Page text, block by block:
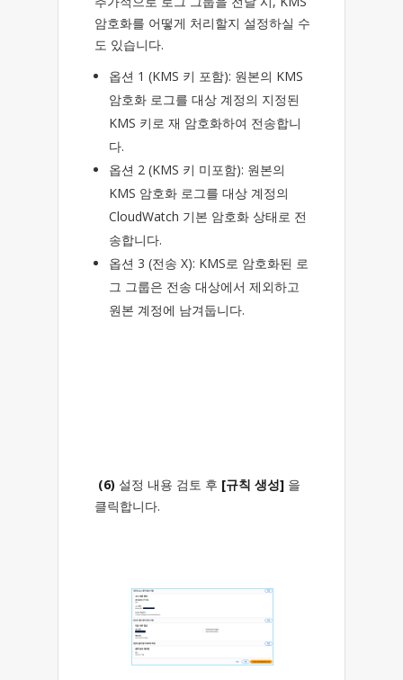
암호화를 어떻게 처리할지 설정하실 수
도 있습니다.
옵션 1 (KMS 키 포함): 원본의 KMS
암호화 로그를 대상 계정의 지정된
KMS 키로 재 암호화하여 전송합니
다.
옵션 2 (KMS 키 미포함): 원본의
KMS 암호화 로그를 대상 계정의
CloudWatch 기본 암호화 상태로 전
송합니다.
옵션 3 (전송 X): KMS로 암호화된 로
그 그룹은 전송 대상에서 제외하고
원본 계정에 남겨둡니다.
(6) 설정 내용 검토 후 [규칙 생성] 을
클릭합니다.